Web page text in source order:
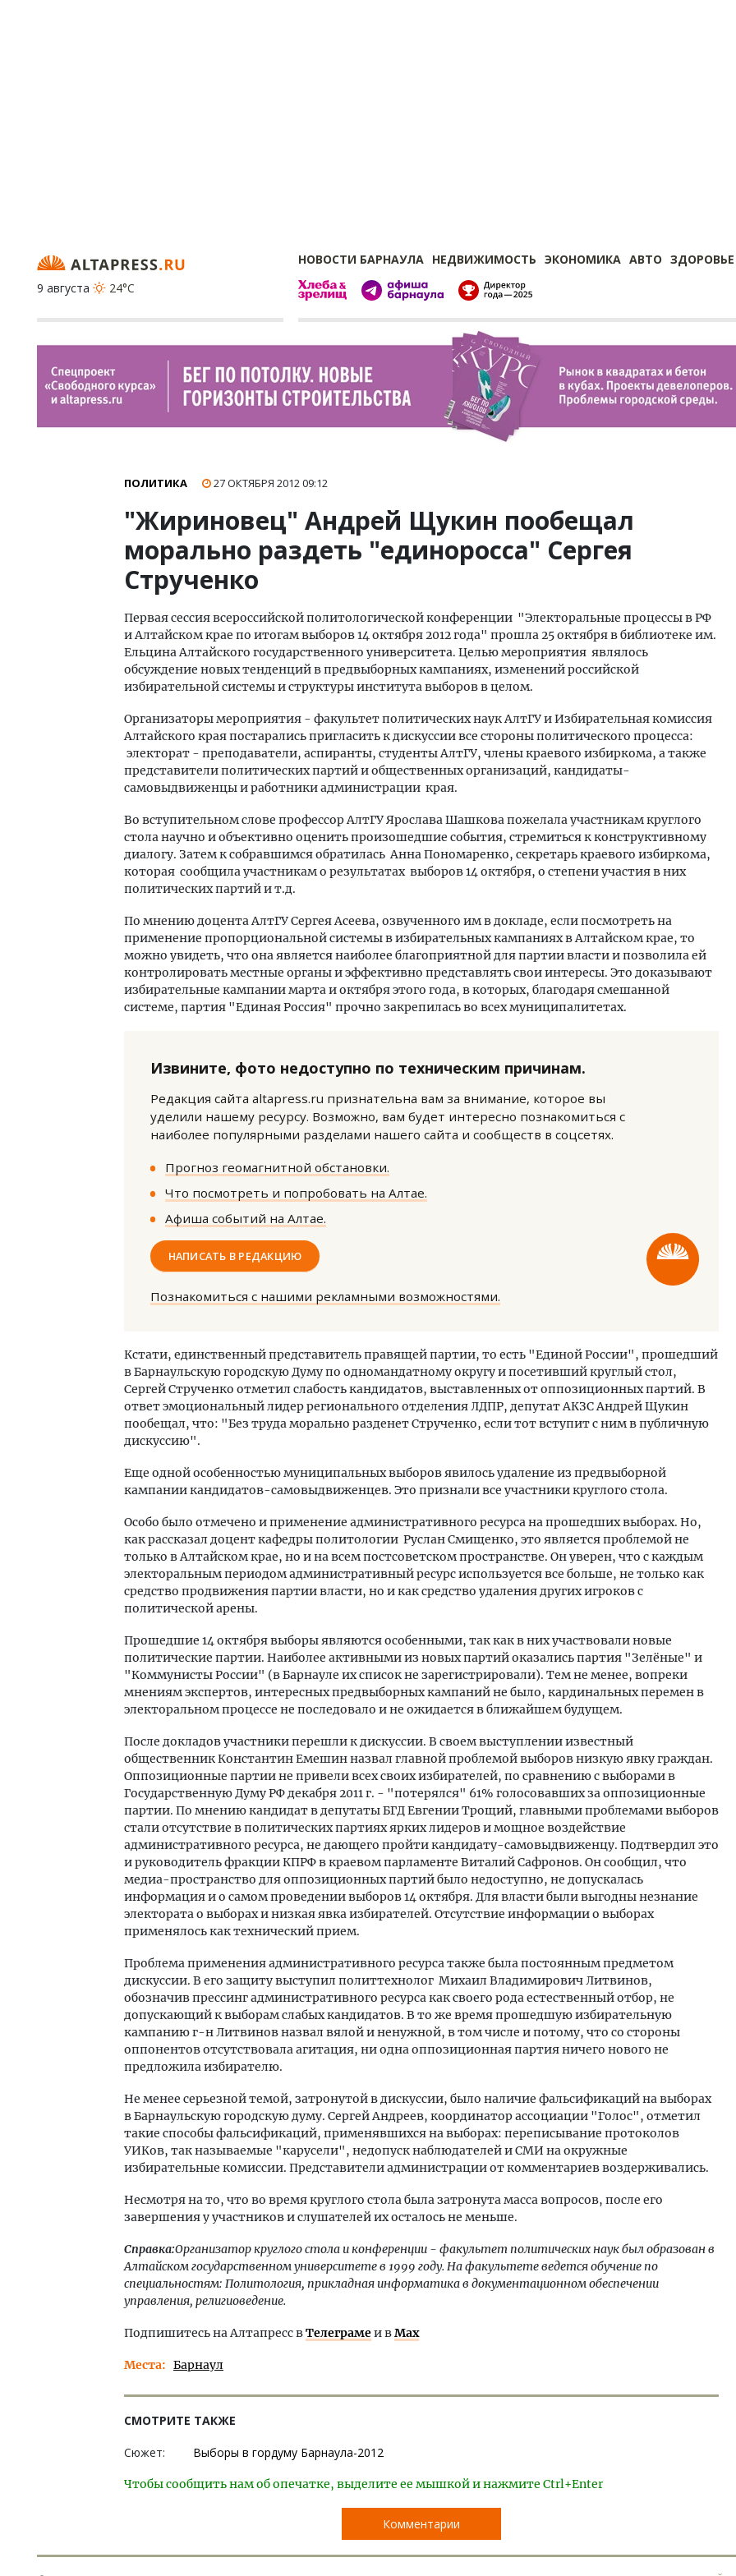
НОВОСТИ БАРНАУЛА НЕДВИЖИМОСТЬ ЭКОНОМИКА АВТО ЗДОРОВЬЕ
9 августа
24°C
ПОЛИТИКА 27 ОКТЯБРЯ 201209:12
"Жириновец" Андрей Щукин пообещал
морально раздеть "единоросса" Сергея
Струченко
Первая сессия всероссийской политологической конференции "Электоральные процессы в РФ
и Алтайском крае по итогам выборов 14 октября 2012 года" прошла 25 октября в библиотеке им.
Ельцина Алтайского государственного университета. Целью мероприятия являлось
обсуждение новых тенденций в предвыборных кампаниях, изменений российской
избирательной системы и структуры института выборов в целом.
Организаторы мероприятия - факультет политических наук АлтГУ и Избирательная комиссия
Алтайского края постарались пригласить к дискуссии все стороны политического процесса:
электорат - преподаватели, аспиранты, студенты АлтГУ, члены краевого избиркома, а также
представители политических партий и общественных организаций, кандидаты-
самовыдвиженцы и работники администрации края.
Во вступительном слове профессор АлтГУ Ярослава Шашкова пожелала участникам круглого
стола научно и объективно оценить произошедшие события, стремиться к конструктивному
диалогу. Затем к собравшимся обратилась Анна Пономаренко, секретарь краевого избиркома,
которая сообщила участникам о результатах выборов 14 октября, о степени участия в них
политических партий и т.д.
По мнению доцента АлтГУ Сергея Асеева, озвученного им в докладе, если посмотреть на
применение пропорциональной системы в избирательных кампаниях в Алтайском крае, то
можно увидеть, что она является наиболее благоприятной для партии власти и позволила ей
контролировать местные органы и эффективно представлять свои интересы. Это доказывают
избирательные кампании марта и октября этого года, в которых, благодаря смешанной
системе, партия "Единая Россия" прочно закрепилась во всех муниципалитетах.
Извините, фото недоступно по техническим причинам.
Редакция сайта altapress.ru признательна вам за внимание, которое вы
уделили нашему ресурсу. Возможно, вам будет интересно познакомиться с
наиболее популярными разделами нашего сайта и сообществ в соцсетях.
Прогноз геомагнитной обстановки.
Что посмотреть и попробовать на Алтае.
Афиша событий на Алтае.
НАПИСАТЬ В РЕДАКЦИЮ
Познакомиться с нашими рекламными возможностями.
Кстати, единственный представитель правящей партии, то есть "Единой России", прошедший
в Барнаульскую городскую Думу по одномандатному округу и посетивший круглый стол,
Сергей Струченко отметил слабость кандидатов, выставленных от оппозиционных партий. В
ответ эмоциональный лидер регионального отделения ЛДПР, депутат АКЗС Андрей Щукин
пообещал, что: "Без труда морально разденет Струченко, если тот вступит с ним в публичную
дискуссию".
Еще одной особенностью муниципальных выборов явилось удаление из предвыборной
кампании кандидатов-самовыдвиженцев. Это признали все участники круглого стола.
Особо было отмечено и применение административного ресурса на прошедших выборах. Но,
как рассказал доцент кафедры политологии Руслан Смищенко, это является проблемой не
только в Алтайском крае, но и на всем постсоветском пространстве. Он уверен, что с каждым
электоральным периодом административный ресурс используется все больше, не только как
средство продвижения партии власти, но и как средство удаления других игроков с
политической арены.
Прошедшие 14 октября выборы являются особенными, так как в них участвовали новые
политические партии. Наиболее активными из новых партий оказались партия "Зелёные" и
"Коммунисты России" (в Барнауле их список не зарегистрировали). Тем не менее, вопреки
мнениям экспертов, интересных предвыборных кампаний не было, кардинальных перемен в
электоральном процессе не последовало и не ожидается в ближайшем будущем.
После докладов участники перешли к дискуссии. В своем выступлении известный
общественник Константин Емешин назвал главной проблемой выборов низкую явку граждан.
Оппозиционные партии не привели всех своих избирателей, по сравнению с выборами в
Государственную Думу РФ декабря 2011 г. - "потерялся" 61% голосовавших за оппозиционные
партии. По мнению кандидат в депутаты БГД Евгении Трощий, главными проблемами выборов
стали отсутствие в политических партиях ярких лидеров и мощное воздействие
административного ресурса, не дающего пройти кандидату-самовыдвиженцу. Подтвердил это
и руководитель фракции КПРФ в краевом парламенте Виталий Сафронов. Он сообщил, что
медиа-пространство для оппозиционных партий было недоступно, не допускалась
информация и о самом проведении выборов 14 октября. Для власти были выгодны незнание
электората о выборах и низкая явка избирателей. Отсутствие информации о выборах
применялось как технический прием.
Проблема применения административного ресурса также была постоянным предметом
дискуссии. В его защиту выступил политтехнолог Михаил Владимирович Литвинов,
обозначив прессинг административного ресурса как своего рода естественный отбор, не
допускающий к выборам слабых кандидатов. В то же время прошедшую избирательную
кампанию г-н Литвинов назвал вялой и ненужной, в том числе и потому, что со стороны
оппонентов отсутствовала агитация, ни одна оппозиционная партия ничего нового не
предложила избирателю.
Не менее серьезной темой, затронутой в дискуссии, было наличие фальсификаций на выборах
в Барнаульскую городскую думу. Сергей Андреев, координатор ассоциации "Голос", отметил
такие способы фальсификаций, применявшихся на выборах: переписывание протоколов
УИКов, так называемые "карусели", недопуск наблюдателей и СМИ на окружные
избирательные комиссии. Представители администрации от комментариев воздерживались.
Несмотря на то, что во время круглого стола была затронута масса вопросов, после его
завершения у участников и слушателей их осталось не меньше.
Справка:Организатор круглого стола и конференции - факультет политических наук был образован в
Алтайском государственном университете в 1999 году. На факультете ведется обучение по
специальностям: Политология, прикладная информатика в документационном обеспечении
управления, религиоведение.
Подпишитесь на Алтапресс вТелеграмеи вMax
Места Барнаул
СМОТРИТЕ ТАКЖЕ
Сюжет: Выборы в гордуму Барнаула-2012
Чтобы сообщить нам об опечатке, выделите ее мышкой и нажмите Ctrl+Enter
Комментарии
Ищем новые берега. Гендиректор
оставаться на плаву, когда рынок
штормит
СТРОИТЕЛЬСТВО
Двухуровневые номера и
ДОМА И КВАРТИРЫ